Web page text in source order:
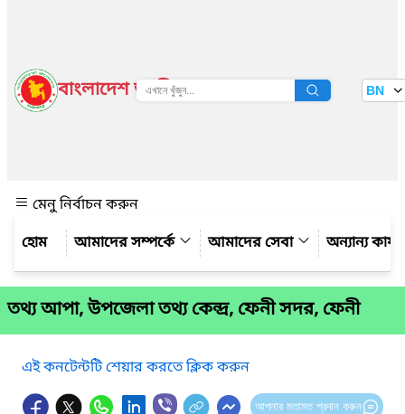
বাংলাদেশ জাতীয় তথ্য বাতায়ন BN
মেনু নির্বাচন করুন
আমাদের সম্পর্কে
আমাদের সেবা অন্যান্য
তথ্য আপা, উপজেলা তথ্য কেন্দ্র, ফেনী সদর, ফেনী
এই কনটেন্টটি শেয়ার করতে ক্লিক করুন
আপনার মতামত প্রদান করুন